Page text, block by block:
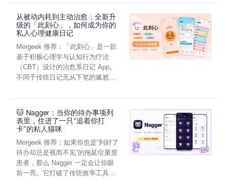
从被动内耗到主动治愈：全新升
级的「此刻心」，如何成为你的
私人心理健康日记
Mergeek 推荐：「此刻心」是一款
基于积极心理学与认知行为疗法
（CBT）设计的治愈系日记 App。
不同于传统日记无从下笔的尴尬，
🐱 Nagger：当你的待办事项列
表里，住进了一只“追着你打
卡”的粘人猫咪
Mergeek 推荐：如果你也是“列好了
待办却总是视而不见”的拖延症重度
患者，那么 Nagger 一定会让你眼
前一亮。它打破了传统效率工具冰